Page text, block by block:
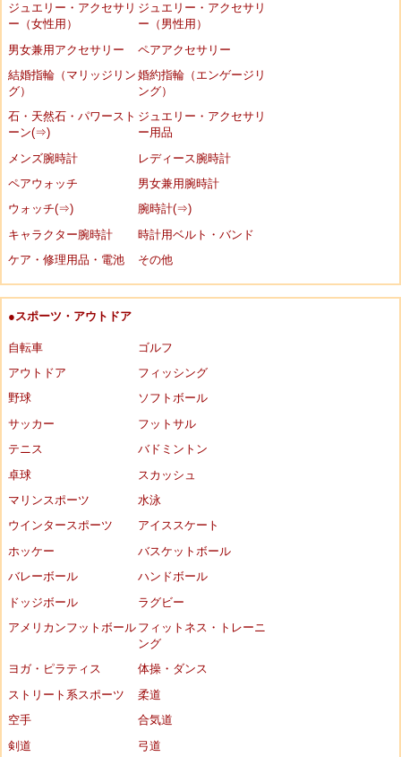
ジュエリー・アクセサリ
ー（女性用）
ジュエリー・アクセサリ
ー（男性用）
男女兼用アクセサリー
ペアアクセサリー
結婚指輪（マリッジリン
グ）
婚約指輪（エンゲージリ
ング）
石・天然石・パワースト
ーン(⇒)
ジュエリー・アクセサリ
ー用品
メンズ腕時計
レディース腕時計
ペアウォッチ
男女兼用腕時計
ウォッチ(⇒)
腕時計(⇒)
キャラクター腕時計
時計用ベルト・バンド
ケア・修理用品・電池
その他
●スポーツ・アウトドア
自転車
ゴルフ
アウトドア
フィッシング
野球
ソフトボール
サッカー
フットサル
テニス
バドミントン
卓球
スカッシュ
マリンスポーツ
水泳
ウインタースポーツ
アイススケート
ホッケー
バスケットボール
バレーボール
ハンドボール
ドッジボール
ラグビー
アメリカンフットボール フィットネス・トレーニ
ング
ヨガ・ピラティス
体操・ダンス
ストリート系スポーツ
柔道
空手
合気道
剣道
弓道